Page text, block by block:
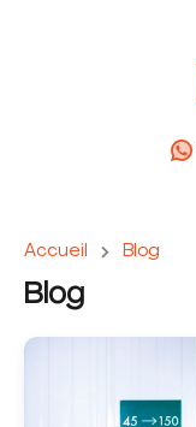
Accueil Blog
Blog